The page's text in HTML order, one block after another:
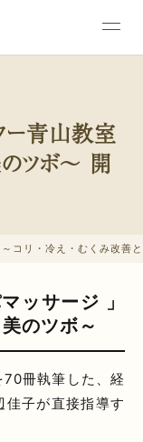
青山教室
のツボ～ 開
コリ・冷え・むくみ改善
ッサージ 」
のツボ～
冊執筆した、経
子が直接指導す